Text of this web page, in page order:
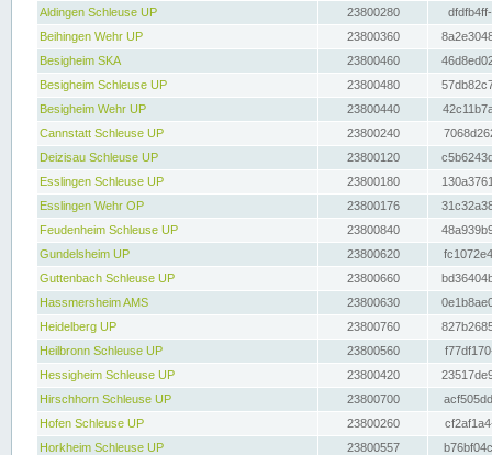
Aldingen Schleuse UP
23800280
Beihingen Wehr UP
23800360
Besigheim SKA
23800460
Besigheim Schleuse UP
23800480
Besigheim Wehr UP
23800440
Cannstatt Schleuse UP
23800240
Deizisau Schleuse UP
23800120
Esslingen Schleuse UP
23800180
Esslingen Wehr OP
23800176
Feudenheim Schleuse UP
23800840
Gundelsheim UP
23800620
Guttenbach Schleuse UP
23800660
Hassmersheim AMS
23800630
Heidelberg UP
23800760
Heilbronn Schleuse UP
23800560
Hessigheim Schleuse UP
23800420
Hirschhorn Schleuse UP
23800700
Hofen Schleuse UP
23800260
Horkheim Schleuse UP
23800557